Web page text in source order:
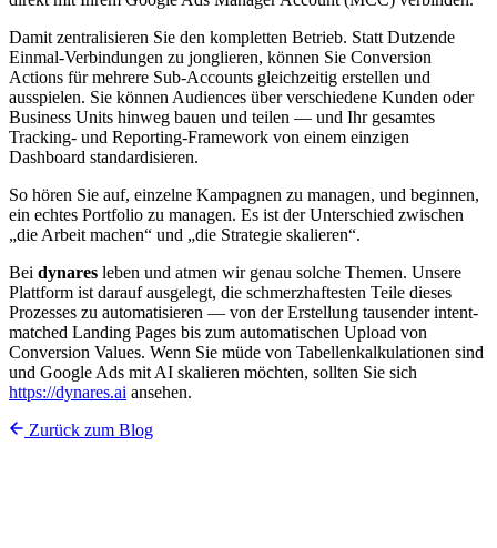
Damit zentralisieren Sie den kompletten Betrieb. Statt Dutzende
Einmal-Verbindungen zu jonglieren, können Sie Conversion
Actions für mehrere Sub-Accounts gleichzeitig erstellen und
ausspielen. Sie können Audiences über verschiedene Kunden oder
Business Units hinweg bauen und teilen — und Ihr gesamtes
Tracking- und Reporting-Framework von einem einzigen
Dashboard standardisieren.
So hören Sie auf, einzelne Kampagnen zu managen, und beginnen,
ein echtes Portfolio zu managen. Es ist der Unterschied zwischen
„die Arbeit machen“ und „die Strategie skalieren“.
Bei dynares leben und atmen wir genau solche Themen. Unsere
Plattform ist darauf ausgelegt, die schmerzhaftesten Teile dieses
Prozesses zu automatisieren — von der Erstellung tausender intent-
matched Landing Pages bis zum automatischen Upload von
Conversion Values. Wenn Sie müde von Tabellenkalkulationen sind
und Google Ads mit AI skalieren möchten, sollten Sie sich
https://dynares.ai ansehen.
Zurück zum Blog